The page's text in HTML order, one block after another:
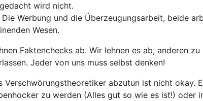
wird nicht.
Werbung und die Überzeugungsarbeit, beide
Wesen.
Faktenchecks ab. Wir lehnen es ab, anderen
Jeder von uns muss selbst denken!
Verschwörungstheoretiker abzutun ist nicht okay.
zu werden (Alles gut so wie es ist!) oder